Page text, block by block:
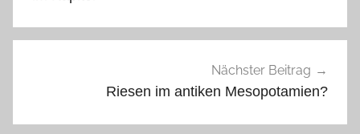
Nächster Beitrag
Riesen im antiken Mesopotamien?